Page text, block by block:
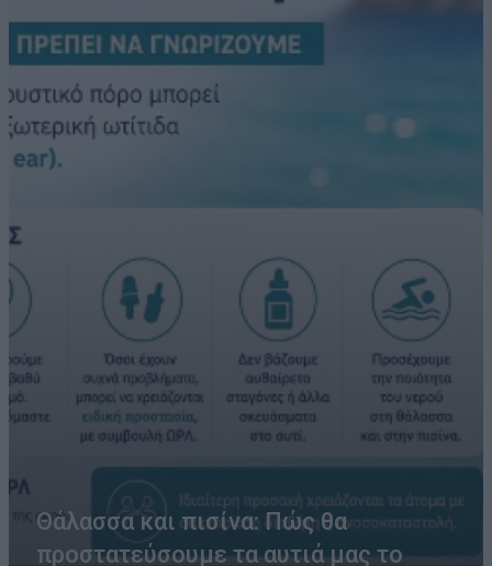
Θάλασσα και πισίνα: Πώς θα
προστατεύσουμε τα αυτιά μας το